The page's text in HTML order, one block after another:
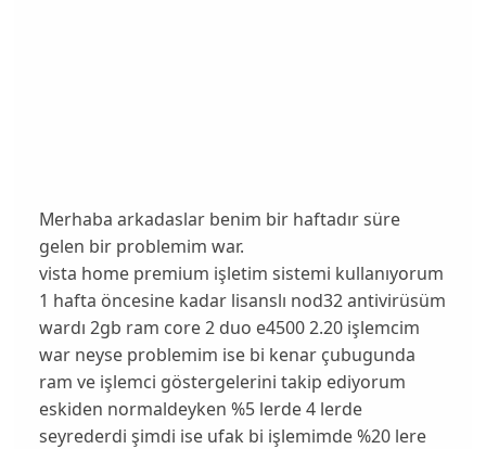
Merhaba arkadaslar benim bir haftadır süre
gelen bir problemim war.
vista home premium işletim sistemi kullanıyorum
1 hafta öncesine kadar lisanslı nod32 antivirüsüm
wardı 2gb ram core 2 duo e4500 2.20 işlemcim
war neyse problemim ise bi kenar çubugunda
ram ve işlemci göstergelerini takip ediyorum
eskiden normaldeyken %5 lerde 4 lerde
seyrederdi şimdi ise ufak bi işlemimde %20 lere